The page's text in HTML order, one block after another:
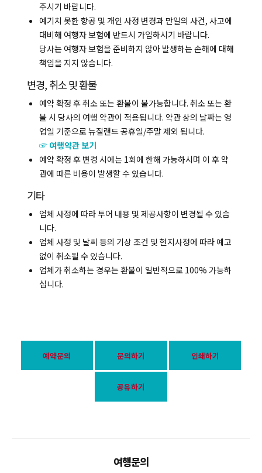
주시기 바랍니다.
예기치 못한 항공 및 개인 사정 변경과 만일의 사건, 사고에
대비해 여행자 보험에 반드시 가입하시기 바랍니다.
당사는 여행자 보험을 준비하지 않아 발생하는 손해에 대해
책임을 지지 않습니다.
변경, 취소 및 환불
예약 확정 후 취소 또는 환불이 불가능합니다. 취소 또는 환
불 시 당사의 여행 약관이 적용됩니다. 약관 상의 날짜는 영
업일 기준으로 뉴질랜드 공휴일/주말 제외 됩니다.
☞ 여행약관 보기
예약 확정 후 변경 시에는 1회에 한해 가능하시며 이 후 약
관에 따른 비용이 발생할 수 있습니다.
기타
업체 사정에 따라 투어 내용 및 제공사항이 변경될 수 있습
니다.
업체 사정 및 날씨 등의 기상 조건 및 현지사정에 따라 예고
없이 취소될 수 있습니다.
업체가 취소하는 경우는 환불이 일반적으로 100% 가능하
십니다.
예약문의 문의하기 인쇄하기
공유하기
여행문의